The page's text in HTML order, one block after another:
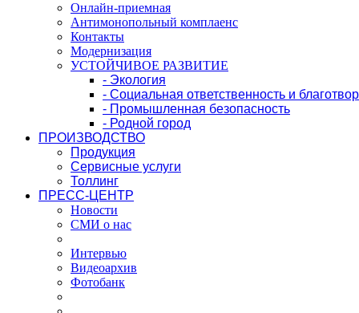
Онлайн-приемная
Антимонопольный комплаенс
Контакты
Модернизация
УСТОЙЧИВОЕ РАЗВИТИЕ
- Экология
- Социальная ответственность и
- Промышленная безопасность
- Родной город
ПРОИЗВОДСТВО
Продукция
Сервисные услуги
Толлинг
ПРЕСС-ЦЕНТР
Новости
СМИ о нас
Интервью
Видеоархив
Фотобанк